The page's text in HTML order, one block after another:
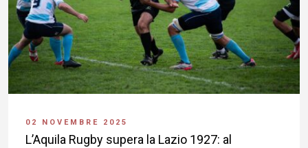
02 NOVEMBRE 2025
L’Aquila Rugby supera la Lazio 1927: al